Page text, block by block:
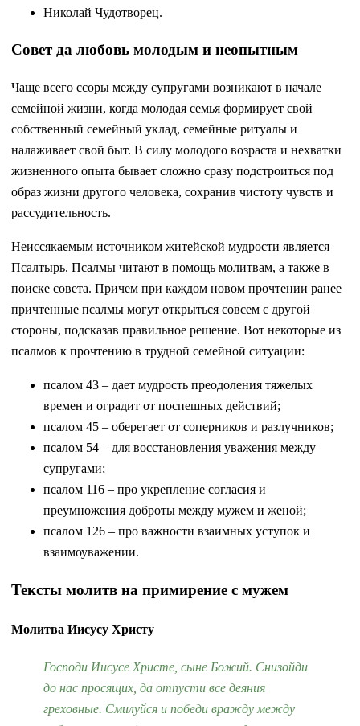
Николай Чудотворец.
Совет да любовь молодым и неопытным
Чаще всего ссоры между супругами возникают в начале
семейной жизни, когда молодая семья формирует свой
собственный семейный уклад, семейные ритуалы и
налаживает свой быт. В силу молодого возраста и нехватки
жизненного опыта бывает сложно сразу подстроиться под
образ жизни другого человека, сохранив чистоту чувств и
рассудительность.
Неиссякаемым источником житейской мудрости является
Псалтырь. Псалмы читают в помощь молитвам, а также в
поиске совета. Причем при каждом новом прочтении ранее
причтенные псалмы могут открыться совсем с другой
стороны, подсказав правильное решение. Вот некоторые из
псалмов к прочтению в трудной семейной ситуации:
псалом 43 – дает мудрость преодоления тяжелых
времен и оградит от поспешных действий;
псалом 45 – оберегает от соперников и разлучников;
псалом 54 – для восстановления уважения между
супругами;
псалом 116 – про укрепление согласия и
преумножения доброты между мужем и женой;
псалом 126 – про важности взаимных уступок и
взаимоуважении.
Тексты молитв на примирение с мужем
Молитва Иисусу Христу
Господи Иисусе Христе, сыне Божий. Снизойди
до нас просящих, да отпусти все деяния
греховные. Смилуйся и победи вражду между